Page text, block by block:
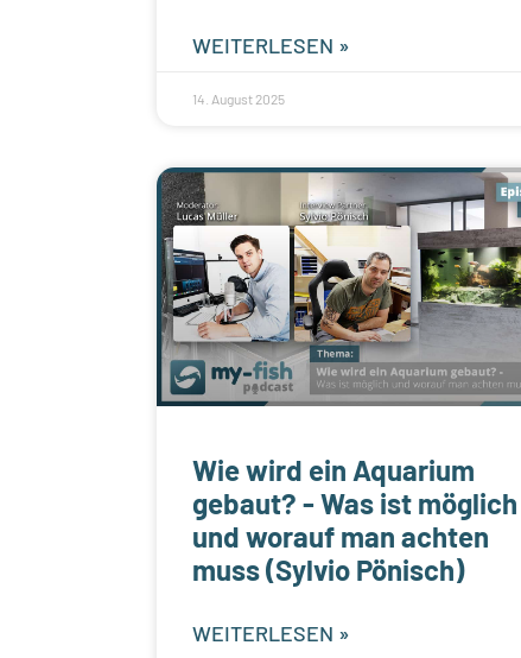
WEITERLESEN »
14. August 2025
Wie wird ein Aquarium
gebaut? - Was ist möglich
und worauf man achten
muss (Sylvio Pönisch)
WEITERLESEN »